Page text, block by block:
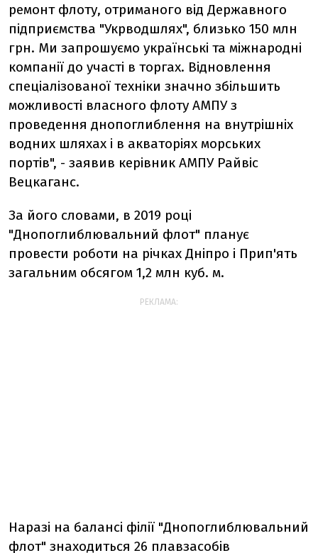
ремонт флоту, отриманого від Державного
підприємства "Укрводшлях", близько 150 млн
грн. Ми запрошуємо українські та міжнародні
компанії до участі в торгах. Відновлення
спеціалізованої техніки значно збільшить
можливості власного флоту АМПУ з
проведення днопоглиблення на внутрішніх
водних шляхах і в акваторіях морських
портів", - заявив керівник АМПУ Райвіс
Вецкаганс.
За його словами, в 2019 році
"Днопоглиблювальний флот" планує
провести роботи на річках Дніпро і Прип'ять
загальним обсягом 1,2 млн куб. м.
РЕКЛАМА:
Наразі на балансі філії "Днопоглиблювальний
флот" знаходиться 26 плавзасобів